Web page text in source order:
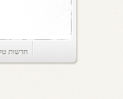
חדשות